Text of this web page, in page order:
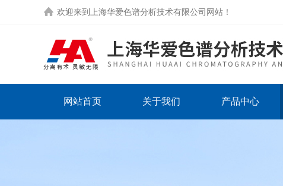
欢迎来到 上海华爱色谱分析技术有限公司网站 ！
网站首页 关于我们 产品中心